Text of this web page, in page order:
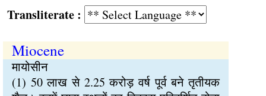
:
Miocene
मायोसीन
(1) 50 लाख से 2.25 करोड़ वर्ष पूर्व बने तृतीयक